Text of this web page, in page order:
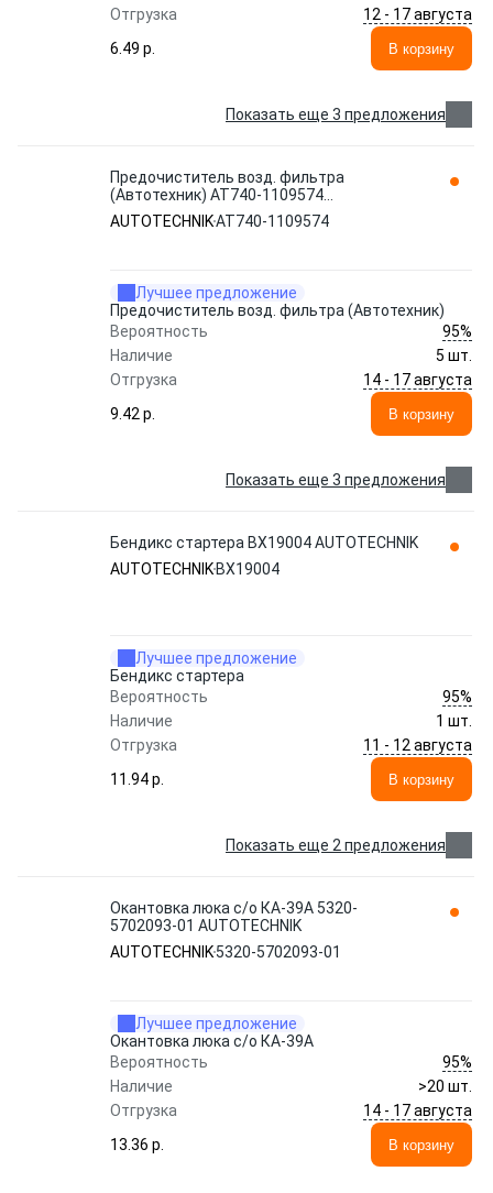
Отгрузка
12 - 17 августа
6.49 p.
В корзину
Показать еще 3 предложения
Предочиститель возд. фильтра
(Автотехник) АТ740-1109574
AUTOTECHNIK
AUTOTECHNIKАТ740-1109574
Лучшее предложение
Предочиститель возд. фильтра (Автотехник)
Вероятность
95%
Наличие
5 шт.
Отгрузка
14 - 17 августа
9.42 p.
В корзину
Показать еще 3 предложения
Бендикс стартера BX19004 AUTOTECHNIK
AUTOTECHNIK BX19004
Лучшее предложение
Бендикс стартера
Вероятность
95%
Наличие
1 шт.
Отгрузка
11 - 12 августа
11.94 p.
В корзину
Показать еще 2 предложения
Окантовка люка с/о КА-39А 5320-
5702093-01 AUTOTECHNIK
AUTOTECHNIK5320-5702093-01
Лучшее предложение
Окантовка люка с/о КА-39А
Вероятность
95%
Наличие
>20 шт.
Отгрузка
14 - 17 августа
13.36 p.
В корзину